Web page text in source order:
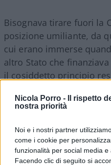
Nicola Porro -
Il rispetto
nostra priorità
Noi e i nostri partner
come i cookie per
funzionalità per social media e
Facendo clic di seguito si
Bisognava tirare fuori la
posizione umiliante, da
cui erano immerse
altro Stato che
il cosiddetto principio
cosa dobbiamo fare
dopo e contro chi:
pianiche abbiamo